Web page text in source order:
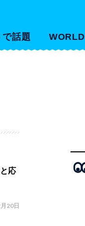
話題 WORLD
応
20日